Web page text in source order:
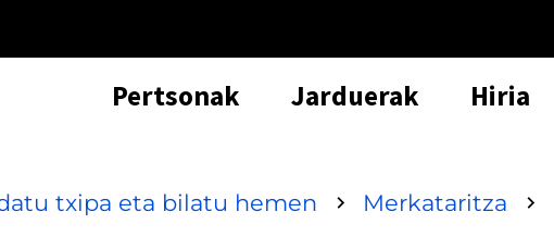
Pertsonak Jarduerak Hiria
txipa eta bilatu hemen
Merkataritza